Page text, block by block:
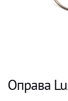
Оправа